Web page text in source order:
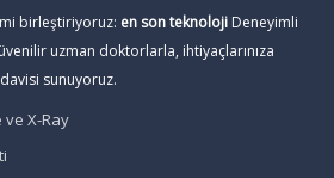
birleştiriyoruz: en son teknoloji Deneyimli
uzman doktorlarla, ihtiyaçlarınıza
sunuyoruz.
X-Ray